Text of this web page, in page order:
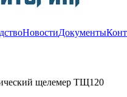
НовостиДокументы
щелемер ТЩ120